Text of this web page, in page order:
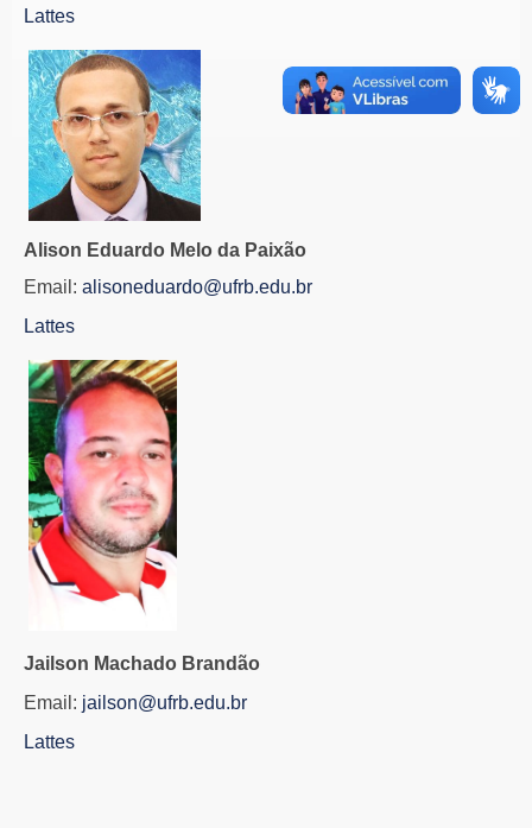
Lattes
Alison Eduardo Melo da Paixão
Email: alisoneduardo@ufrb.edu.br
Lattes
Jailson Machado Brandão
Email: jailson@ufrb.edu.br
Lattes